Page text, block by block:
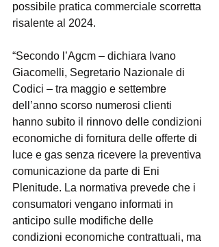
possibile pratica commerciale scorretta
risalente al 2024.
“Secondo l’Agcm – dichiara Ivano
Giacomelli, Segretario Nazionale di
Codici – tra maggio e settembre
dell’anno scorso numerosi clienti
hanno subito il rinnovo delle condizioni
economiche di fornitura delle offerte di
luce e gas senza ricevere la preventiva
comunicazione da parte di Eni
Plenitude. La normativa prevede che i
consumatori vengano informati in
anticipo sulle modifiche delle
condizioni economiche contrattuali, ma